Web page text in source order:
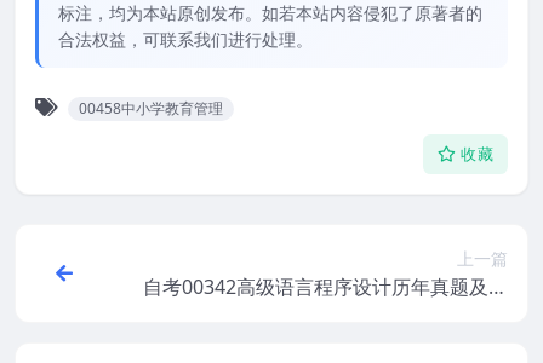
标注，均为本站原创发布。如若本站内容侵犯了原著者的
合法权益，可联系我们进行处理。
00458中小学教育管理
收藏
上一篇
自考00342高级语言程序设计历年真题及答